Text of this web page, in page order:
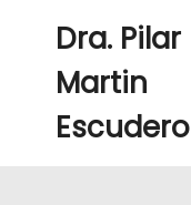
Dra. Pilar
Martin
Escudero